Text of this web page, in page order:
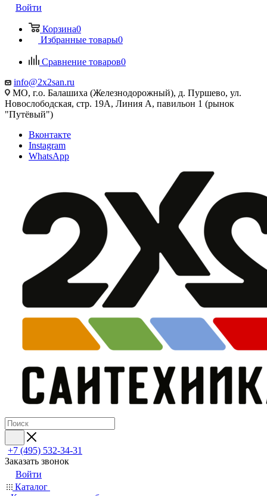
Войти
Корзина0
Избранные товары0
Сравнение товаров0
info@2x2san.ru
МО, г.о. Балашиха (Железнодорожный), д. Пуршево, ул.
Новослободская, стр. 19А, Линия А, павильон 1 (рынок
"Путёвый")
Вконтакте
Instagram
WhatsApp
+7 (495) 532‑34‑31
Заказать звонок
Войти
Каталог